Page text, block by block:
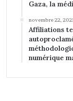
Gaza, la
novembre 22,
Affiliations
numérique